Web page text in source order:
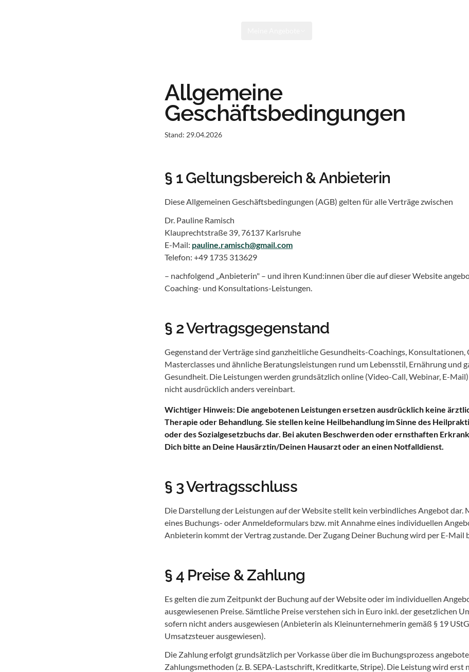
Allgemeine
Geschäftsbedingungen
Stand: 29.04.2026
§ 1 Geltungsbereich & Anbieterin
Diese Allgemeinen Geschäftsbedingungen (AGB) gelten für alle Verträge zwischen
Dr. Pauline Ramisch
Klauprechtstraße 39, 76137 Karlsruhe
E-Mail: pauline.ramisch@gmail.com
Telefon: +49 1735 313629
– nachfolgend „Anbieterin" – und ihren Kund:innen über die auf dieser Website
Coaching- und Konsultations-Leistungen.
§ 2 Vertragsgegenstand
Gegenstand der Verträge sind ganzheitliche Gesundheits-Coachings, Konsultationen,
Masterclasses und ähnliche Beratungsleistungen rund um Lebensstil, Ernährung und
Gesundheit. Die Leistungen werden grundsätzlich online (Video-Call, Webinar, E-
nicht ausdrücklich anders vereinbart.
Wichtiger Hinweis: Die angebotenen Leistungen ersetzen ausdrücklich keine
Therapie oder Behandlung. Sie stellen keine Heilbehandlung im Sinne des
oder des Sozialgesetzbuchs dar. Bei akuten Beschwerden oder ernsthaften
Dich bitte an Deine Hausärztin/Deinen Hausarzt oder an einen Notfalldienst.
§ 3 Vertragsschluss
Die Darstellung der Leistungen auf der Website stellt kein verbindliches Angebot dar.
eines Buchungs- oder Anmeldeformulars bzw. mit Annahme eines individuellen
Anbieterin kommt der Vertrag zustande. Der Zugang Deiner Buchung wird per E-Mail
§ 4 Preise & Zahlung
Es gelten die zum Zeitpunkt der Buchung auf der Website oder im individuellen
ausgewiesenen Preise. Sämtliche Preise verstehen sich in Euro inkl. der gesetzlichen
sofern nicht anders ausgewiesen (Anbieterin als Kleinunternehmerin gemäß § 19
Umsatzsteuer ausgewiesen).
Die Zahlung erfolgt grundsätzlich per Vorkasse über die im Buchungsprozess
Zahlungsmethoden (z. B. SEPA-Lastschrift, Kreditkarte, Stripe). Die Leistung wird erst